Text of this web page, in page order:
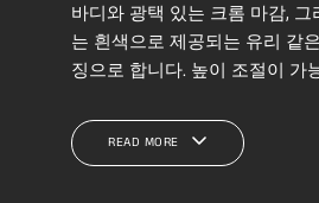
바디와 광택 있는 크롬 마감,
는 흰색으로 제공되는 유리 같
징으로 합니다. 높이 조절이 가
조광 가능한 LED 조명을 제공합
석 받침대는 안정성을 보장하며
READ MORE